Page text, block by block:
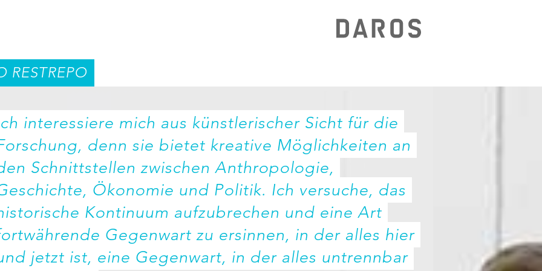
RESTREPO
interessiere mich aus künstlerischer Sicht für die
denn sie bietet kreative Möglichkeiten an
Schnittstellen zwischen Anthropologie,
Ökonomie und Politik. Ich versuche, das
Kontinuum aufzubrechen und eine Art
Gegenwart zu ersinnen, in der alles hier
jetzt ist, eine Gegenwart, in der alles untrennbar